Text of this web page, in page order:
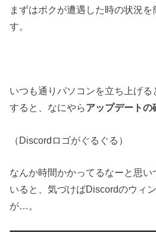
まずはボクが遭遇した時の状況を
す。
いつも通りパソコンを立ち上げる
すると、なにやらアップデートの
（Discordロゴがぐるぐる）
なんか時間かかってるなーと思い
いると、気づけばDiscordのウィ
が…。